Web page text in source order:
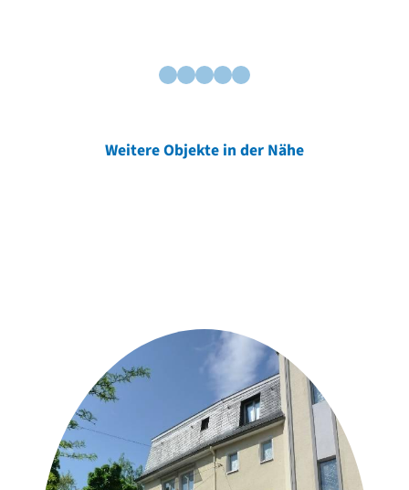
Weitere Objekte in der Nähe